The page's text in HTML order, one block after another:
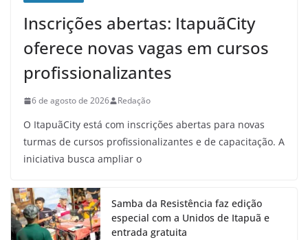
Inscrições abertas: ItapuãCity
oferece novas vagas em cursos
profissionalizantes
6 de agosto de 2026 Redação
O ItapuãCity está com inscrições abertas para novas
turmas de cursos profissionalizantes e de capacitação. A
iniciativa busca ampliar o
Samba da Resistência faz edição
especial com a Unidos de Itapuã e
entrada gratuita